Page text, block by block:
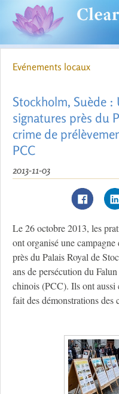
Evénements locaux
Stockholm, Suède :
signatures près du
crime de
PCC
2013-11-03
Le 26 octobre 2013, les
ont organisé une
près du Palais Royal de
ans de persécution du
chinois (PCC). Ils ont aussi
fait des démonstrations des